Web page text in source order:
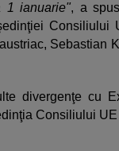
1 ianuarie", a
Consiliului
Sebastian
divergenţe cu
Consiliului